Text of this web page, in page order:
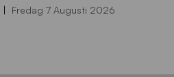
Fredag 7 Augusti 2026